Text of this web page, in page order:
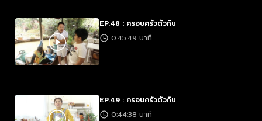
EP.48 : ครอบครัวตัวกิน
0:45:49 นาที
EP.49 : ครอบครัวตัวกิน
0:44:38 นาที